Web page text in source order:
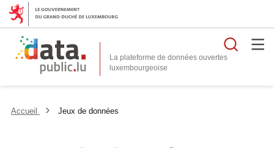
La plateforme de données ouvertes
Accueil Jeux de données